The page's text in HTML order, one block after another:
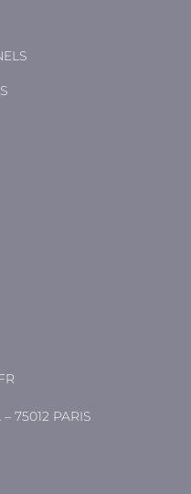
75012 PARIS